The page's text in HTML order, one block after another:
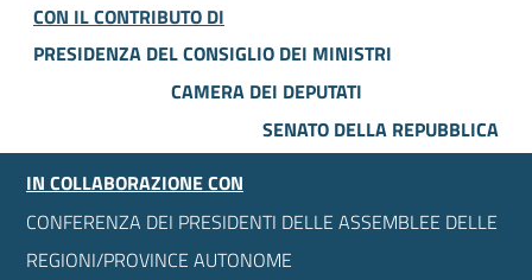
CON IL CONTRIBUTO DI
PRESIDENZA DEL CONSIGLIO DEI MINISTRI
CAMERA DEI DEPUTATI
SENATO DELLA REPUBBLICA
IN COLLABORAZIONE CON
CONFERENZA DEI PRESIDENTI DELLE ASSEMBLEE DELLE
REGIONI/PROVINCE AUTONOME